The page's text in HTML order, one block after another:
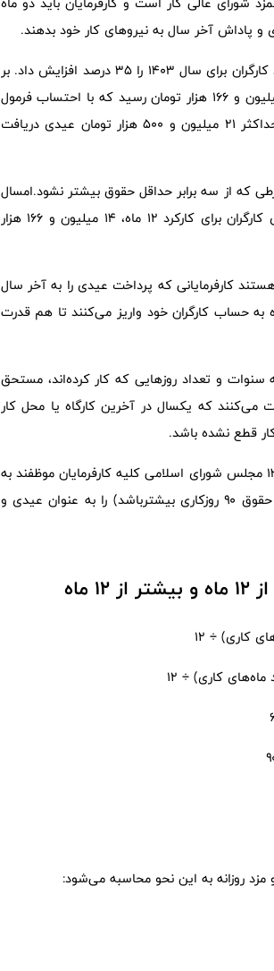
و پاداش آخر سال به نیروهای کار خود بدهند.
شورای عالی کار ۲۹ اسفند سال گذشته در نشست تعیین دستمزد، حداقل دستمزد کارگران برای سال ۱۴۰۳ را ۳۵ درصد افزایش داد. بر
این اساس حداقل دستمزد ماهانه کارگران از ۵ میلیون و ۳۰۸ هزار تومان به ۷ میلیون و ۱۶۶ هزار تومان رسید که با احتساب فرمول
حداقل و حداکثر عیدی، کارگران امسال حداقل ۱۴ میلیون و ۳۳۲ هزار تومان و حداکثر ۲۱ میلیون و ۵۰۰ هزار تومان عیدی دریافت
حقوق پایه است به‌شرطی که از سه برابر حداقل حقوق بیشتر نشود.امسال
حداقل حقوق کارگران هفت میلیون و ۱۶۶ هزار تومان است،‌ بنابراین حداقل عیدی کارگران برای کارکرد ۱۲ ماه، ۱۴ میلیون و ۱۶۶ هزار
کارفرمایانی که پرداخت عیدی را به آخر سال
به حساب کارگران خود واریز می‌کنند تا هم قدرت
و تعداد روزهایی که کار کرده‌اند، مستحق
می‌کنند که یکسال در آخرین کارگاه یا محل کار
قطع نشده باشد.
طبق ماده واحده قانون مربوط به تعیین عیدی و پاداش سالانه کارگران مصوب ۱۳۷۰ مجلس شورای اسلامی کلیه کارفرمایان موظفند به
هر یک از کارگران خود به نسبت یک سال کار، معادل ۶۰ روز (این مقدار نباید از حقوق ۹۰ روزکاری بیشترباشد) را به عنوان عیدی و